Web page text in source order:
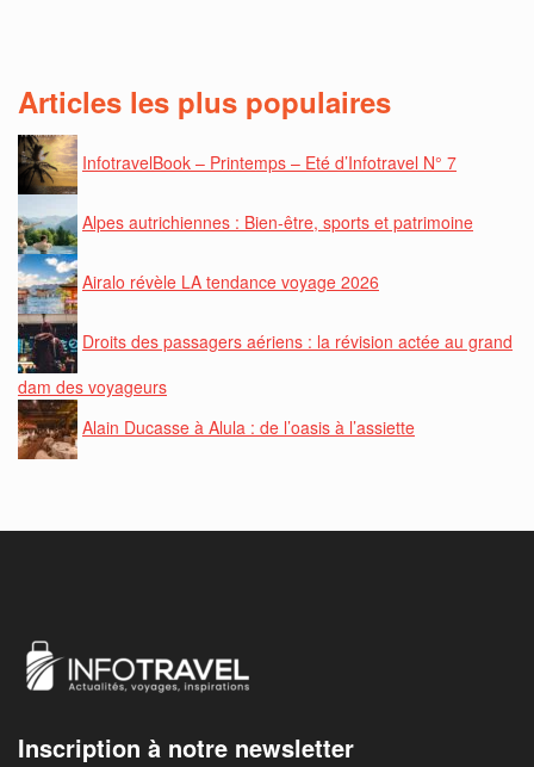
Articles les plus populaires
InfotravelBook – Printemps – Eté d’Infotravel N° 7
Alpes autrichiennes : Bien-être, sports et patrimoine
Airalo révèle LA tendance voyage 2026
Droits des passagers aériens : la révision actée au grand
dam des voyageurs
Alain Ducasse à Alula : de l’oasis à l’assiette
Inscription à notre newsletter